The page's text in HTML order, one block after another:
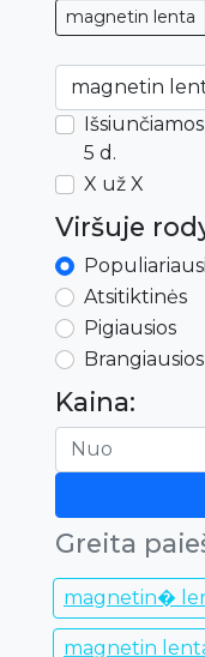
magnetin lenta
5 d.
X už X
Viršuje
Atsitiktinės
Pigiausios
Brangiausios
Kaina:
Greita
magnetin�
magnetin